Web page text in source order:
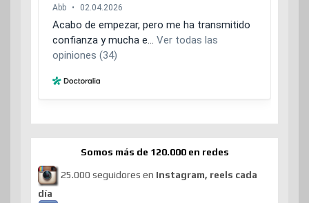
Somos más de 120.000 en redes
25.000 seguidores en Instagram, reels cada
día